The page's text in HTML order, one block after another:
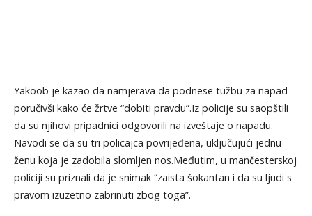
These are criminals who
attacked and broke the
nose of a British
policewoman. Massive
Support for Manchester
Police who restored order
Yakoob je kazao da namjerava da podnese tužbu za napad
poručivši kako će žrtve “dobiti pravdu”.Iz policije su saopštili
da su njihovi pripadnici odgovorili na izveštaje o napadu.
Navodi se da su tri policajca povrijeđena, uključujući jednu
ženu koja je zadobila slomljen nos.Međutim, u mančesterskoj
policiji su priznali da je snimak “zaista šokantan i da su ljudi s
pravom izuzetno zabrinuti zbog toga”.